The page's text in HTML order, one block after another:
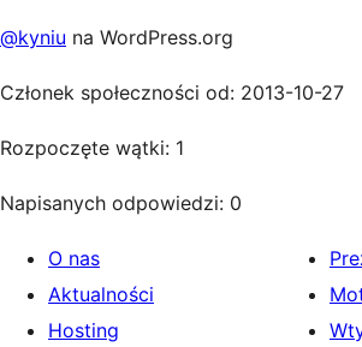
@kyniu na WordPress.org
Członek społeczności od: 2013-10-27
Rozpoczęte wątki: 1
Napisanych odpowiedzi: 0
O nas
Aktualności
Hosting